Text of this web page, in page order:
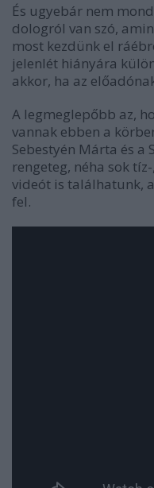
És ugyebár nem
dologról van szó,
most kezdünk el
jelenlét hiányára
akkor, ha az
A legmeglepőbb az,
vannak ebben a
Sebestyén Márta és a
rengeteg, néha sok
videót is találhatunk,
fel.